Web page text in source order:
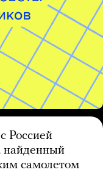
Россией
найденный
самолетом